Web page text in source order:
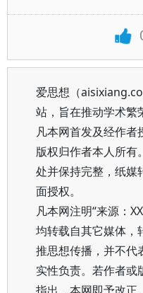
爱思想（
站，旨在推动学术繁
凡本网首发及经作者
版权归作者本人所有
处并保持完整，纸媒
面授权。
凡本网注明“来源：
均转载自其它媒体，
推思想传播，并不代
实性负责。若作者或